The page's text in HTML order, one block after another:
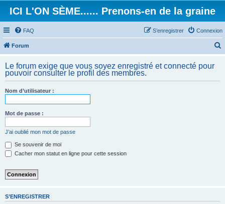
ICI L'ON SÈME...... Prenons-en de la graine
FAQ Connexion
S’enregistrer
Forum
Le forum exige que vous soyez enregistré et connecté pour
pouvoir consulter le profil des membres.
Nom d’utilisateur :
Mot de passe :
J’ai oublié mon mot de passe
Se souvenir de moi
Cacher mon statut en ligne pour cette session
S’ENREGISTRER